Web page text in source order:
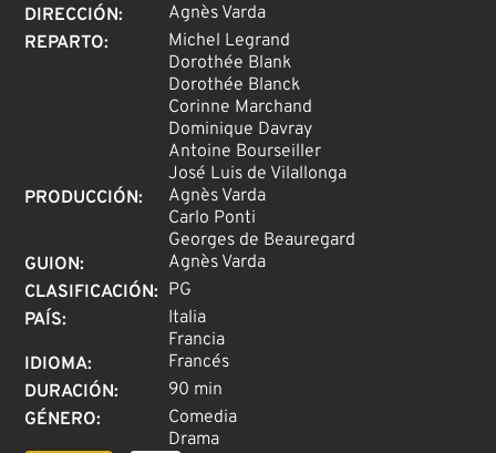
DIRECCIÓN:
Agnès Varda
REPARTO:
Michel Legrand
Dorothée Blank
Dorothée Blanck
Corinne Marchand
Dominique Davray
Antoine Bourseiller
José Luis de Vilallonga
PRODUCCIÓN:
Agnès Varda
Carlo Ponti
Georges de Beauregard
GUION:
Agnès Varda
CLASIFICACIÓN: PG
PAÍS:
Italia
Francia
IDIOMA:
Francés
DURACIÓN:
90 min
GÉNERO:
Comedia
Drama